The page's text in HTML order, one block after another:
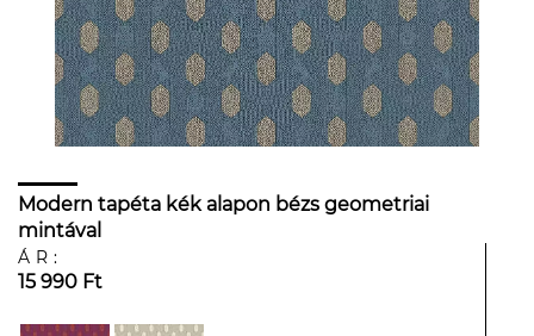
Modern tapéta kék alapon bézs geometriai
mintával
ÁR:
15 990 Ft